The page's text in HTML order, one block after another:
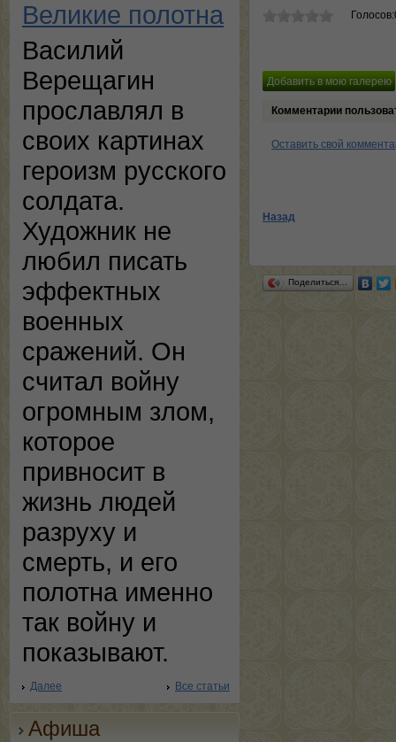
Великие полотна
Василий
Верещагин
прославлял в
своих картинах
героизм русского
солдата.
Художник не
любил писать
эффектных
военных
сражений. Он
считал войну
огромным злом,
которое
привносит в
жизнь людей
разруху и
смерть, и его
полотна именно
так войну и
показывают.
Далее Все статьи
Афиша
Комментарии
Оставить свой
Назад
Поделиться…